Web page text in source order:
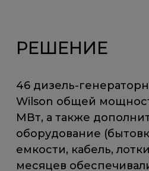
РЕШЕНИЕ
46 дизель-
Wilson общей
МВт, а также
оборудование
емкости, кабель,
месяцев